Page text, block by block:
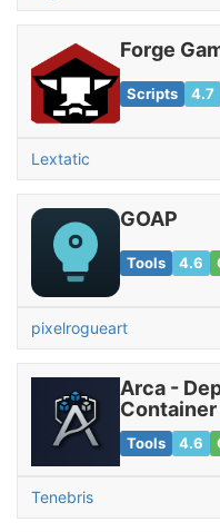
Forge
Scripts 4.7
Lextatic
GOAP
Tools 4.6
pixelrogueart
Arca -
Container
Tools 4.6
Tenebris